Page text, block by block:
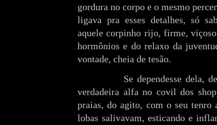
gordura no corpo e o mesmo
ligava pra esses detalhes, só
aquele corpinho rijo, firme,
hormônios e do relaxo da
vontade, cheia de tesão.
Se dependesse dela,
verdadeira alfa no covil dos
praias, do agito, com o seu tenro
lobas salivavam, esticando e